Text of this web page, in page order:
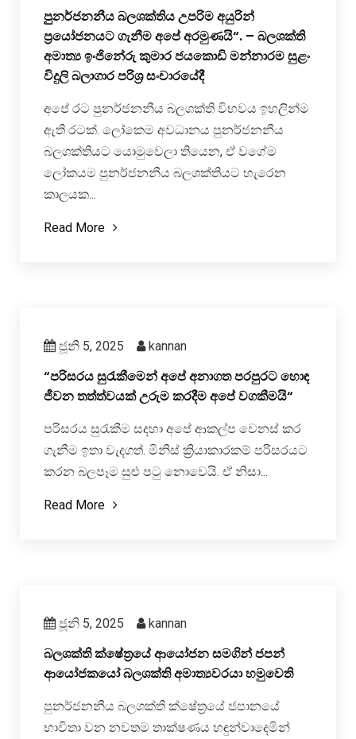
පුුනර්ජනනීය බලශක්තිය උපරිම අයුරින්
ප්‍රයෝජනයට ගැනීම අපේ අරමුණයි“. – බලශක්ති
අමාත්‍ය ඉංජිනේරු කුමාර ජයකොඩි මන්නාරම සුළං
විදුලි බලාගාර පරිශ්‍ර සංචාරයේදී
අපේ රට පුනර්ජනනීය බලශක්ති විභවය ඉහලින්ම
ඇති රටක්. ලෝකෙම අවධානය පුනර්ජනනීය
බලශක්තියට යොමුවෙලා තියෙන, ඒ වගේම
ලෝකයම පුනර්ජනනීය බලශක්තියට හැරෙන
කාලයක...
Read More
ජූනි 5, 2025 kannan
“පරිසරය සුරැකීමෙන් අපේ අනාගත පරපුරට හොඳ
ජීවන තත්ත්වයක් උරුම කරදීම අපේ වගකීමයි“
පරිසරය සුරැකීම සදහා අපේ ආකල්ප වෙනස් කර
ගැනීම ඉතා වැදගත්. මිනිස් ක්‍රියාකාරකම් පරිසරයට
කරන බලපෑම සුළු පටු නොවෙයි. ඒ නිසා...
Read More
ජූනි 5, 2025 kannan
බලශක්ති ක්ෂේත්‍රයේ ආයෝජන සමගින් ජපන්
ආයෝජකයෝ බලශක්ති අමාත්‍යවරයා හමුවෙති
පුනර්ජනනීය බලශක්ති ක්ෂේත්‍රයේ ජපානයේ
භාවිතා වන නවතම තාක්ෂණය හඳුන්වාදෙමින්